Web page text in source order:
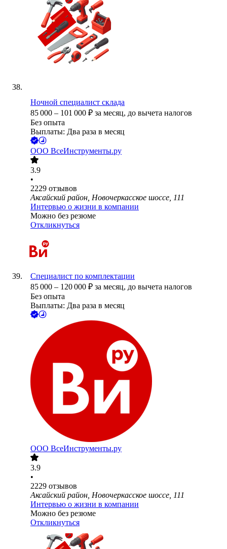
Ночной специалист склада
85 000 – 101 000 ₽ за месяц, до вычета налогов
Без опыта
Выплаты: Два раза в месяц
ООО ВсеИнструменты.ру
3.9
•
2229 отзывов
Аксайский район, Новочеркасское шоссе, 111
Интервью о жизни в компании
Можно без резюме
Откликнуться
Специалист по комплектации
85 000 – 120 000 ₽ за месяц, до вычета налогов
Без опыта
Выплаты: Два раза в месяц
ООО ВсеИнструменты.ру
3.9
•
2229 отзывов
Аксайский район, Новочеркасское шоссе, 111
Интервью о жизни в компании
Можно без резюме
Откликнуться